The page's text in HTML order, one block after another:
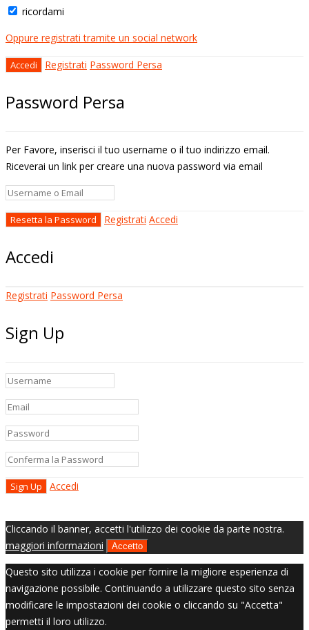
ricordami
Oppure registrati tramite un social network
Registrati Password Persa
Password Persa
Per Favore, inserisci il tuo username o il tuo indirizzo email.
Riceverai un link per creare una nuova password via email
Registrati Accedi
Accedi
Registrati Password Persa
Sign Up
Accedi
Cliccando il banner, accetti l'utilizzo dei cookie da parte nostra.
maggiori informazioni
Accetto
Questo sito utilizza i cookie per fornire la migliore esperienza di
navigazione possibile. Continuando a utilizzare questo sito senza
modificare le impostazioni dei cookie o cliccando su "Accetta"
permetti il loro utilizzo.